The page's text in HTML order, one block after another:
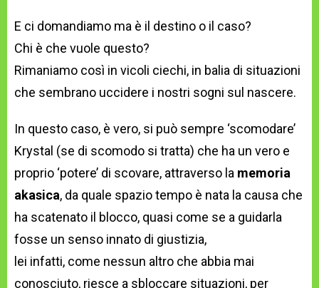
E ci domandiamo ma è il destino o il caso?
Chi è che vuole questo?
Rimaniamo così in vicoli ciechi, in balia di situazioni
che sembrano uccidere i nostri sogni sul nascere.
In questo caso, è vero, si può sempre ‘scomodare’
Krystal (se di scomodo si tratta) che ha un vero e
proprio ‘potere’ di scovare, attraverso la memoria
akasica, da quale spazio tempo è nata la causa che
ha scatenato il blocco, quasi come se a guidarla
fosse un senso innato di giustizia,
lei infatti, come nessun altro che abbia mai
conosciuto, riesce a sbloccare situazioni, per